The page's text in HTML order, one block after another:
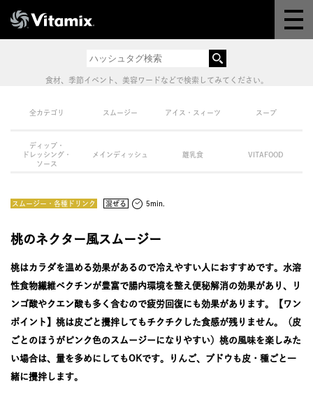
体験＆講座
8つの機能
オンラインストア
よくある質問
JOURNAL
レビュー
食材、季節イベント、美容ワードなどで検索してみてください。
全カテゴリ スムージー アイス・スィーツ スープ
ディップ・
ドレッシング・
ソース
メインディッシュ 離乳食 VITAFOOD
スムージー・各種ドリンク 混ぜる 5min.
桃のネクター風スムージー
桃はカラダを温める効果があるので冷えやすい人におすすめです。水溶
性食物繊維ペクチンが豊富で腸内環境を整え便秘解消の効果があり、リ
ンゴ酸やクエン酸も多く含むので疲労回復にも効果があります。【ワン
ポイント】桃は皮ごと攪拌してもチクチクした食感が残りません。（皮
ごとのほうがピンク色のスムージーになりやすい）桃の風味を楽しみた
い場合は、量を多めにしてもOKです。りんご、ブドウも皮・種ごと一
緒に攪拌します。